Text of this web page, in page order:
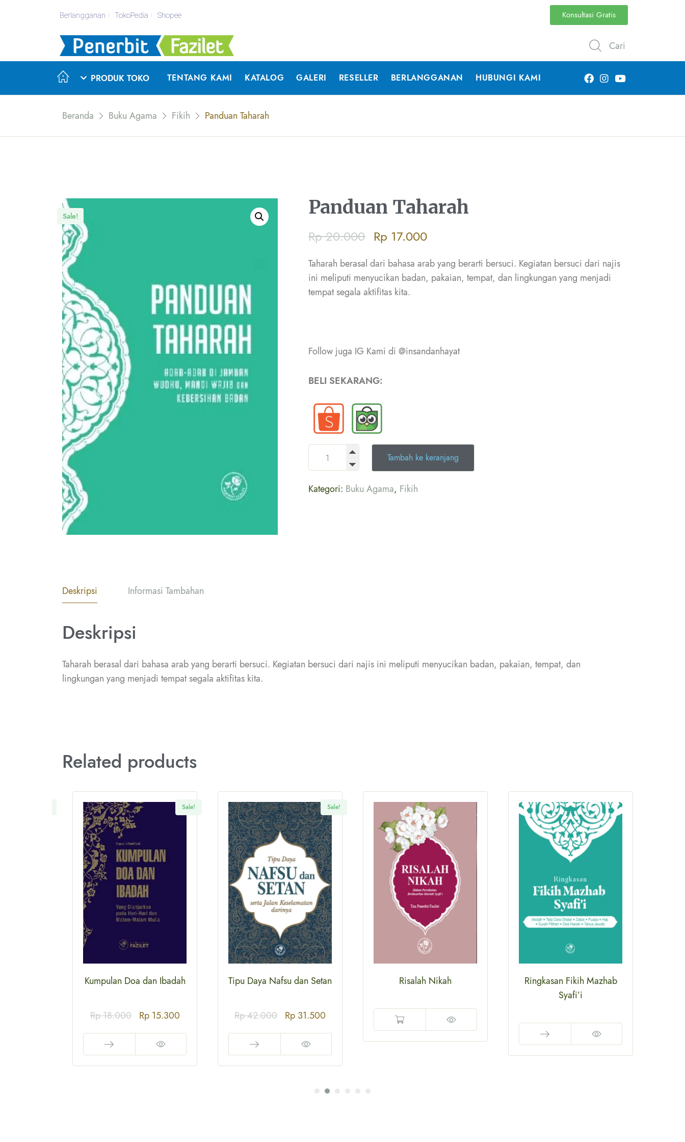
Berlangganan TokoPedia Shopee Konsultasi Gratis
Cari
PRODUK TOKO TENTANG KAMI KATALOG GALERI RESELLER BERLANGGANAN HUBUNGI KAMI
Beranda Buku Agama Fikih Panduan Taharah
Sale! Panduan Taharah
Rp20.000 Rp 17.000
Taharah berasal dari bahasa arab yang berarti bersuci. Kegiatan bersuci dari najis
ini meliputi menyucikan badan, pakaian, tempat, dan lingkungan yang menjadi
tempat segala aktifitas kita.
Follow juga IG Kami di @insandanhayat
BELI SEKARANG:
Tambah ke keranjang
Kategori: Buku Agama, Fikih
Deskripsi Informasi Tambahan
Deskripsi
Taharah berasal dari bahasa arab yang berarti bersuci. Kegiatan bersuci dari najis ini meliputi menyucikan badan, pakaian, tempat, dan
lingkungan yang menjadi tempat segala aktifitas kita.
Related products
Sale!
Kumpulan Doa dan Ibadah
Rp18.000 Rp15.300
Sale!
Tipu Daya Nafsu dan Setan
Rp42.000 Rp 31.500
Risalah Nikah
Ringkasan Fikih Mazhab
Syafi’i